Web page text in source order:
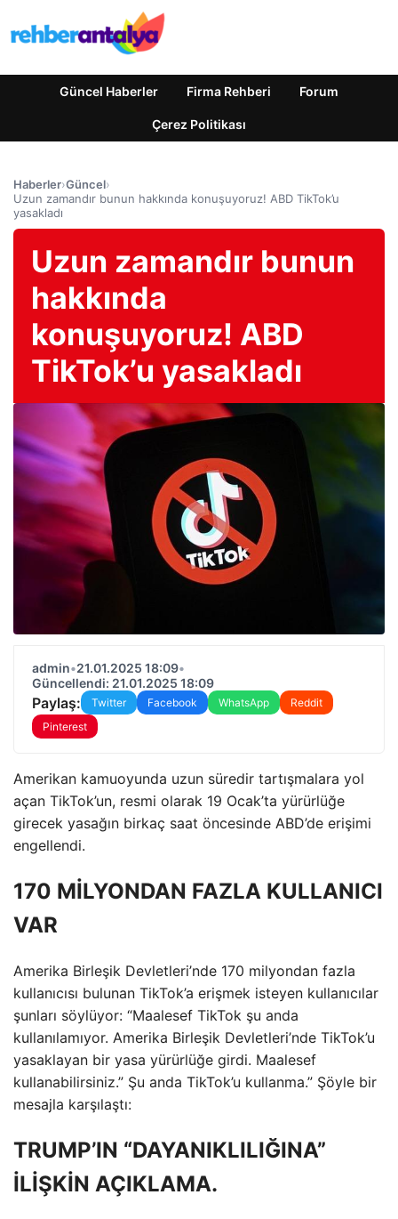
Güncel Haberler Firma Rehberi Forum
Çerez Politikası
Haberler›Güncel›
Uzun zamandır bunun hakkında konuşuyoruz! ABD TikTok’u
yasakladı
Uzun zamandır bunun
hakkında
konuşuyoruz! ABD
TikTok’u yasakladı
admin•21.01.2025 18:09•
Güncellendi: 21.01.2025 18:09
Paylaş: Twitter Facebook WhatsApp
Reddit
Pinterest
Amerikan kamuoyunda uzun süredir tartışmalara yol
açan TikTok’un, resmi olarak 19 Ocak’ta yürürlüğe
girecek yasağın birkaç saat öncesinde ABD’de erişimi
engellendi.
170 MİLYONDAN FAZLA KULLANICI
VAR
Amerika Birleşik Devletleri’nde 170 milyondan fazla
kullanıcısı bulunan TikTok’a erişmek isteyen kullanıcılar
şunları söylüyor: “Maalesef TikTok şu anda
kullanılamıyor. Amerika Birleşik Devletleri’nde TikTok’u
yasaklayan bir yasa yürürlüğe girdi. Maalesef
kullanabilirsiniz.” Şu anda TikTok’u kullanma.” Şöyle bir
mesajla karşılaştı:
TRUMP’IN “DAYANIKLILIĞINA”
İLİŞKİN AÇIKLAMA.